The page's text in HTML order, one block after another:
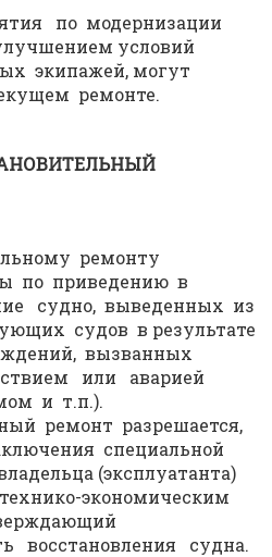
по модернизации
условий
экипажей, могут
ремонте.
ремонту
по приведению в
судно, выведенных из
судов в результате
вызванных
или аварией
и т.п.).
ремонт разрешается,
специальной
(эксплуатанта)
экономическим
восстановления судна.